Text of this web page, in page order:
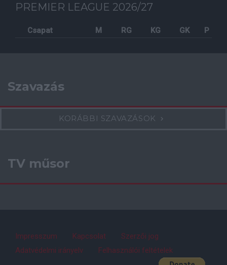
PREMIER LEAGUE 2026/27
Csapat M RG KG GK P
Szavazás
KORÁBBI SZAVAZÁSOK
TV műsor
Impresszum Kapcsolat
Szerzői jog
Adatvédelmi irányelv
Felhasználói feltételek